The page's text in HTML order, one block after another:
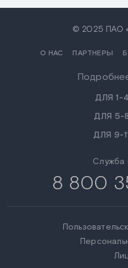
© 2025 ПАО
О НАС ПАРТНЕРЫ
ДЛЯ 1-
ДЛЯ 5-
ДЛЯ 9-
Служба
8 800